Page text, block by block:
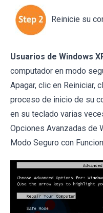
Reinicie su
Usuarios de Windows
computador en modo
Apagar, clic en Reiniciar,
proceso de inicio de su
en su teclado varias
Opciones Avanzadas de
Modo Seguro con